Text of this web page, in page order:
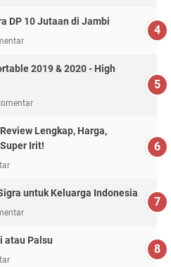
DP 10 Jutaan di Jambi
2019 & 2020 - High
Lengkap, Harga,
Irit!
untuk Keluarga Indonesia
atau Palsu